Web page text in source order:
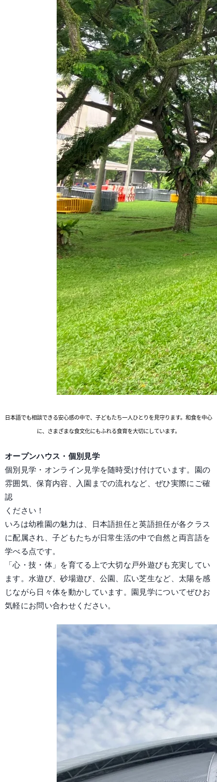
日本語でも相談できる安心感の中で、子どもたち一人ひとりを見守ります。和食を中心
に、さまざまな食文化にもふれる食育を大切にしています。
オープンハウス・個別見学
個別見学・オンライン見学を随時受け付けています。園の
雰囲気、保育内容、入園までの流れなど、ぜひ実際にご確
認
ください！
いろは幼稚園の魅力は、日本語担任と英語担任が各クラス
に配属され、子どもたちが日常生活の中で自然と両言語を
学べる点です。
「心・技・体」を育てる上で大切な戸外遊びも充実してい
ます。水遊び、砂場遊び、公園、広い芝生など、太陽を感
じながら日々体を動かしています。園見学についてぜひお
気軽にお問い合わせください。